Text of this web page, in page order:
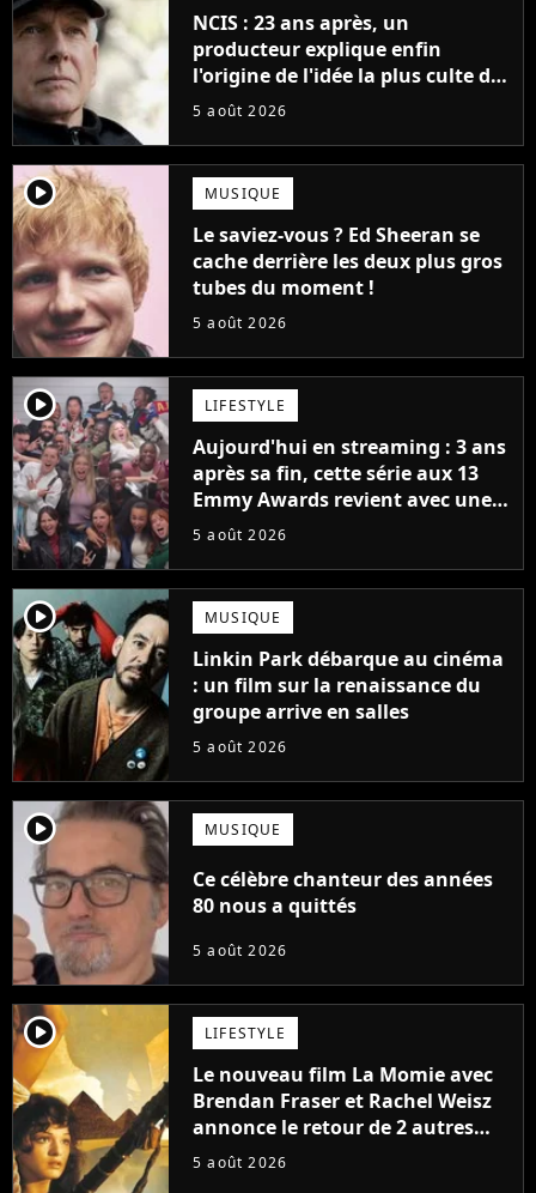
NCIS : 23 ans après, un
producteur explique enfin
l'origine de l'idée la plus culte de
la série (et on ne parle pas du
5 août 2026
player2 MUSIQUE
Le saviez-vous ? Ed Sheeran se
cache derrière les deux plus gros
tubes du moment !
5 août 2026
player2 LIFESTYLE
Aujourd'hui en streaming : 3 ans
après sa fin, cette série aux 13
Emmy Awards revient avec une
suite... totalement différente
5 août 2026
player2 MUSIQUE
Linkin Park débarque au cinéma
: un film sur la renaissance du
groupe arrive en salles
5 août 2026
player2 MUSIQUE
Ce célèbre chanteur des années
80 nous a quittés
5 août 2026
player2 LIFESTYLE
Le nouveau film La Momie avec
Brendan Fraser et Rachel Weisz
annonce le retour de 2 autres
personnages emblématiques de
5 août 2026